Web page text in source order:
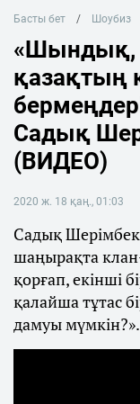
Басты бет Шоубиз
«Шындық,
қазақтың
Садық
(ВИДЕО)
2020 ж. 18 қаң., 01:03
Садық
шаңырақта
қорғап, екінші
қалайша тұтас
дамуы мүмкін?».